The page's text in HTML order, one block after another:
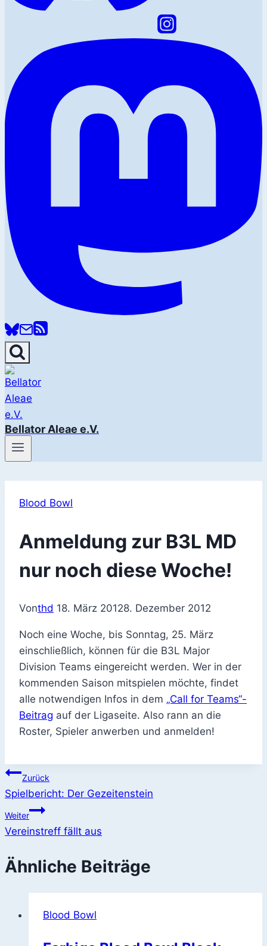
Bellator Aleae e.V.
Blood Bowl
Anmeldung zur B3L MD
nur noch diese Woche!
Vonthd 18. März 20128. Dezember 2012
Noch eine Woche, bis Sonntag, 25. März
einschließlich, können für die B3L Major
Division Teams eingereicht werden. Wer in der
kommenden Saison mitspielen möchte, findet
alle notwendigen Infos in dem „Call for Teams“-
Beitrag auf der Ligaseite. Also rann an die
Roster, Spieler anwerben und anmelden!
Beitragsnavigation
Zurück
Spielbericht: Der Gezeitenstein
Weiter
Vereinstreff fällt aus
Ähnliche Beiträge
Blood Bowl